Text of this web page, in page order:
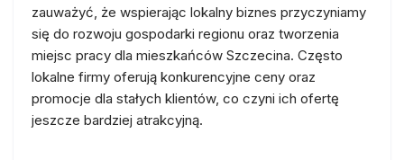
zauważyć, że wspierając lokalny biznes przyczyniamy
się do rozwoju gospodarki regionu oraz tworzenia
miejsc pracy dla mieszkańców Szczecina. Często
lokalne firmy oferują konkurencyjne ceny oraz
promocje dla stałych klientów, co czyni ich ofertę
jeszcze bardziej atrakcyjną.